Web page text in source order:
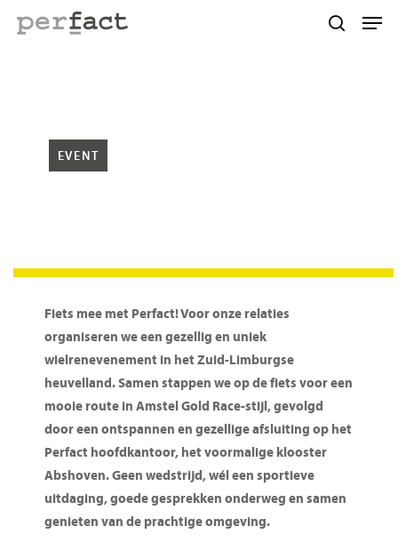
EVENT
Fiets mee met Perfact! Voor onze relaties
organiseren we een gezellig en uniek
wielrenevenement in het Zuid-Limburgse
heuvelland. Samen stappen we op de fiets voor een
mooie route in Amstel Gold Race-stijl, gevolgd
door een ontspannen en gezellige afsluiting op het
Perfact hoofdkantoor, het voormalige klooster
Abshoven. Geen wedstrijd, wél een sportieve
uitdaging, goede gesprekken onderweg en samen
genieten van de prachtige omgeving.